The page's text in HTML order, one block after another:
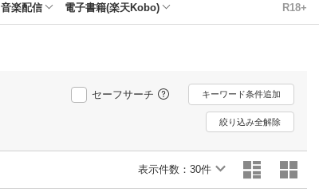
動画配信ガイド
Rakuten PLAY
無料テレビ
チケット
楽天チケット
音楽配信 電子書籍(楽天Kobo) R18+
セーフサーチ キーワード条件追加
絞り込み全解除
表示件数： 30件